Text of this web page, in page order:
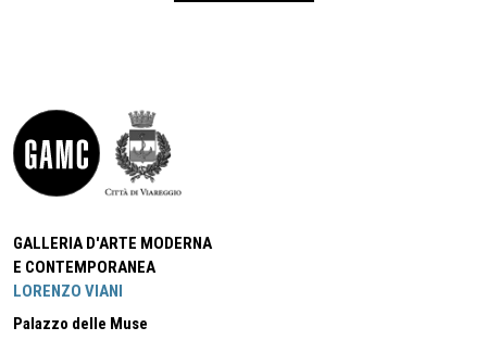
GALLERIA D'ARTE MODERNA
E CONTEMPORANEA
LORENZO VIANI
Palazzo delle Muse